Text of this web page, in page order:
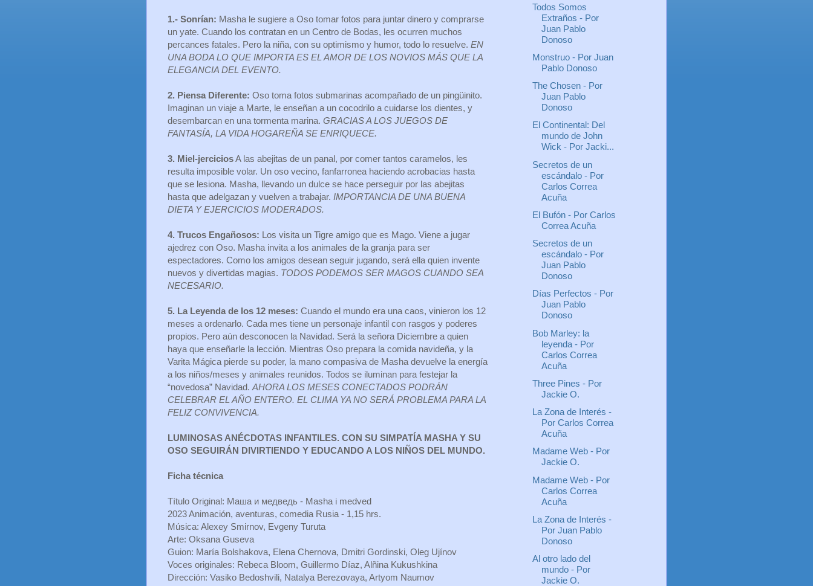
1.- Sonrían: Masha le sugiere a Oso tomar fotos para juntar dinero y comprarse
un yate. Cuando los contratan en un Centro de Bodas, les ocurren muchos
percances fatales. Pero la niña, con su optimismo y humor, todo lo resuelve. EN
UNA BODA LO QUE IMPORTA ES EL AMOR DE LOS NOVIOS MÁS QUE LA
ELEGANCIA DEL EVENTO.
2. Piensa Diferente: Oso toma fotos submarinas acompañado de un pingüinito.
Imaginan un viaje a Marte, le enseñan a un cocodrilo a cuidarse los dientes, y
desembarcan en una tormenta marina. GRACIAS A LOS JUEGOS DE
FANTASÍA, LA VIDA HOGAREÑA SE ENRIQUECE.
3. Miel-jerciciosA las abejitas de un panal, por comer tantos caramelos, les
resulta imposible volar. Un oso vecino, fanfarronea haciendo acrobacias hasta
que se lesiona. Masha, llevando un dulce se hace perseguir por las abejitas
hasta que adelgazan y vuelven a trabajar. IMPORTANCIA DE UNA BUENA
DIETA Y EJERCICIOS MODERADOS.
4. Trucos Engañosos: Los visita un Tigre amigo que es Mago. Viene a jugar
ajedrez con Oso. Masha invita a los animales de la granja para ser
espectadores. Como los amigos desean seguir jugando, será ella quien invente
nuevos y divertidas magias. TODOS PODEMOS SER MAGOS CUANDO SEA
NECESARIO.
5. La Leyenda de los 12 meses: Cuando el mundo era una caos, vinieron los 12
meses a ordenarlo. Cada mes tiene un personaje infantil con rasgos y poderes
propios. Pero aún desconocen la Navidad. Será la señora Diciembre a quien
haya que enseñarle la lección. Mientras Oso prepara la comida navideña, y la
Varita Mágica pierde su poder, la mano compasiva de Masha devuelve la energía
a los niños/meses y animales reunidos. Todos se iluminan para festejar la
“novedosa” Navidad. AHORA LOS MESES CONECTADOS PODRÁN
CELEBRAR EL AÑO ENTERO. EL CLIMA YA NO SERÁ PROBLEMA PARA LA
FELIZ CONVIVENCIA.
LUMINOSAS ANÉCDOTAS INFANTILES. CON SU SIMPATÍA MASHA Y SU
OSO SEGUIRÁN DIVIRTIENDO Y EDUCANDO A LOS NIÑOS DEL MUNDO.
Ficha técnica
Título Original: Маша и медведь - Masha i medved
2023 Animación, aventuras, comedia Rusia - 1,15 hrs.
Música: Alexey Smirnov, Evgeny Turuta
Arte: Oksana Guseva
Guion: María Bolshakova, Elena Chernova, Dmitri Gordinski, Oleg Ujínov
Voces originales: Rebeca Bloom, Guillermo Díaz, Alñina Kukushkina
Dirección: Vasiko Bedoshvili, Natalya Berezovaya, Artyom Naumov
Todos Somos
Extraños - Por
Juan Pablo
Donoso
Monstruo - Por Juan
Pablo Donoso
The Chosen - Por
Juan Pablo
Donoso
El Continental: Del
mundo de John
Wick - Por Jacki...
Secretos de un
escándalo - Por
Carlos Correa
Acuña
El Bufón - Por Carlos
Correa Acuña
Secretos de un
escándalo - Por
Juan Pablo
Donoso
Días Perfectos - Por
Juan Pablo
Donoso
Bob Marley: la
leyenda - Por
Carlos Correa
Acuña
Three Pines - Por
Jackie O.
La Zona de Interés -
Por Carlos Correa
Acuña
Madame Web - Por
Jackie O.
Madame Web - Por
Carlos Correa
Acuña
La Zona de Interés -
Por Juan Pablo
Donoso
Al otro lado del
mundo - Por
Jackie O.